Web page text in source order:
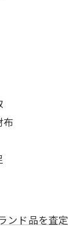
布
ンド品を査定